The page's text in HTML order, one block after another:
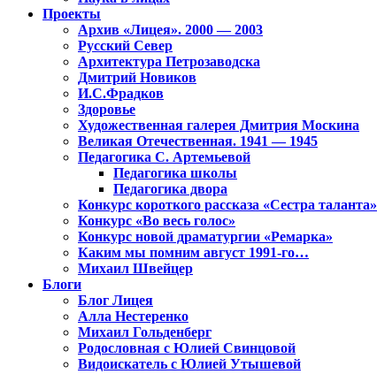
Проекты
Архив «Лицея». 2000 — 2003
Русский Север
Архитектура Петрозаводска
Дмитрий Новиков
И.С.Фрадков
Здоровье
Художественная галерея Дмитрия Москина
Великая Отечественная. 1941 — 1945
Педагогика С. Артемьевой
Педагогика школы
Педагогика двора
Конкурс короткого рассказа «Сестра таланта»
Конкурс «Во весь голос»
Конкурс новой драматургии «Ремарка»
Каким мы помним август 1991-го…
Михаил Швейцер
Блоги
Блог Лицея
Алла Нестеренко
Михаил Гольденберг
Родословная с Юлией Свинцовой
Видоискатель с Юлией Утышевой